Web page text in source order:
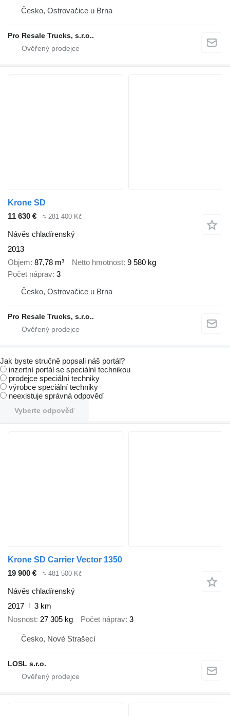
Česko, Ostrovačice u Brna
Pro Resale Trucks, s.r.o..
Krone SD
11 630 €
≈ 281 400 Kč
Návěs chladírenský
2013
Objem 87,78 m³ Netto hmotnost 9 580 kg
Počet náprav 3
Česko, Ostrovačice u Brna
Pro Resale Trucks, s.r.o..
Jak byste stručně popsali náš portál?
inzertní portál se speciální technikou
prodejce speciální techniky
výrobce speciální techniky
neexistuje správná odpověď
Vyberte odpověď
Krone SD Carrier Vector 1350
19 900 €
≈ 481 500 Kč
Návěs chladírenský
2017
3 km
Nosnost 27 305 kg Počet náprav 3
Česko, Nové Strašecí
LOSL s.r.o.